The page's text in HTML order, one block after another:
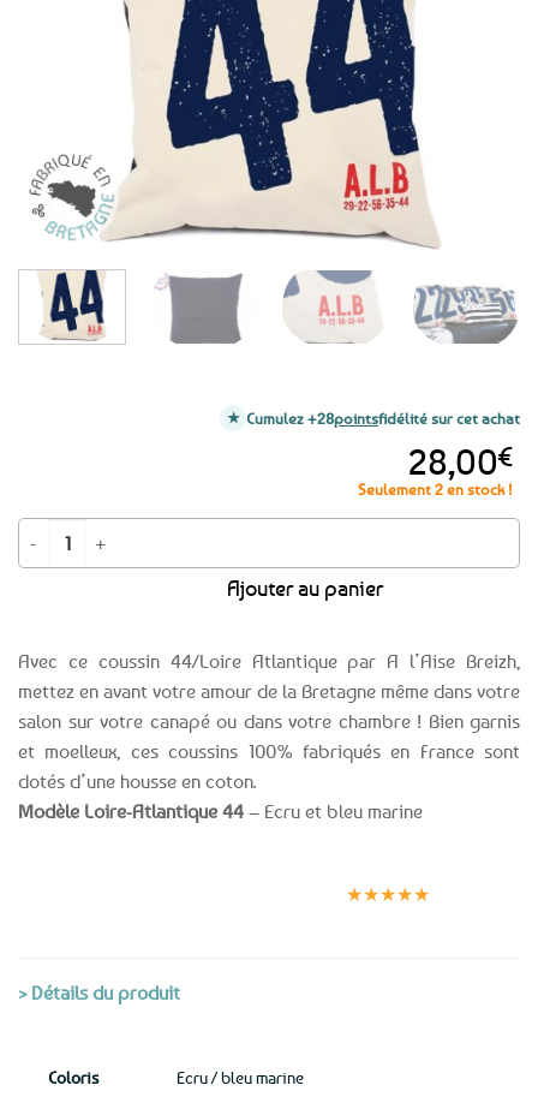
Avec ce coussin 44/Loire Atlantique par A l’Aise Breizh,
mettez en avant votre amour de la Bretagne même dans votre
salon sur votre canapé ou dans votre chambre ! Bien garnis
et moelleux, ces coussins 100% fabriqués en France sont
dotés d’une housse en coton.
Modèle Loire-Atlantique 44 – Ecru et bleu marine
28,00€
Seulement 2 en stock !
quantité de Coussin Loire-Atlantique 44 A l’Aise Breizh - Fabrication
Ajouter au panier
Cumulez +28pointsfidélité sur cet achat
★★★★★
> Détails du produit
Coloris Ecru / bleu marine